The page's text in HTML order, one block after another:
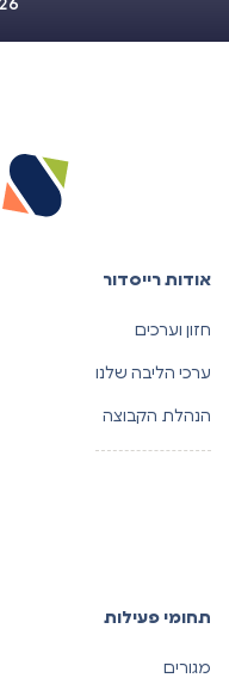
אודות רייסדור
חזון וערכים
ערכי הליבה שלנו
הנהלת הקבוצה
תחומי פעילות
מגורים